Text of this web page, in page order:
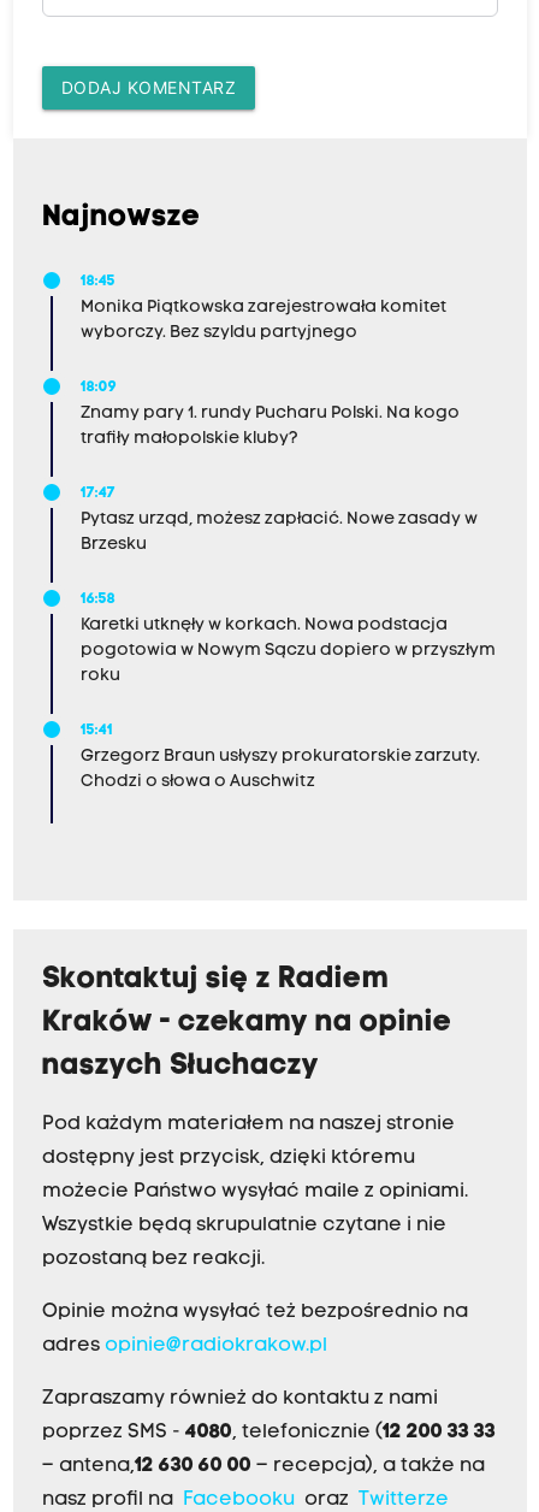
DODAJ KOMENTARZ
Najnowsze
18:45
Monika Piątkowska zarejestrowała komitet
wyborczy. Bez szyldu partyjnego
18:09
Znamy pary 1. rundy Pucharu Polski. Na kogo
trafiły małopolskie kluby?
17:47
Pytasz urząd, możesz zapłacić. Nowe zasady w
Brzesku
16:58
Karetki utknęły w korkach. Nowa podstacja
pogotowia w Nowym Sączu dopiero w przyszłym
roku
15:41
Grzegorz Braun usłyszy prokuratorskie zarzuty.
Chodzi o słowa o Auschwitz
Skontaktuj się z Radiem
Kraków - czekamy na opinie
naszych Słuchaczy
Pod każdym materiałem na naszej stronie
dostępny jest przycisk, dzięki któremu
możecie Państwo wysyłać maile z opiniami.
Wszystkie będą skrupulatnie czytane i nie
pozostaną bez reakcji.
Opinie można wysyłać też bezpośrednio na
adres opinie@radiokrakow.pl
Zapraszamy również do kontaktu z nami
poprzez SMS - 4080, telefonicznie (12 200 33 33
– antena,12 630 60 00 – recepcja), a także na
nasz profil na Facebookuoraz Twitterze